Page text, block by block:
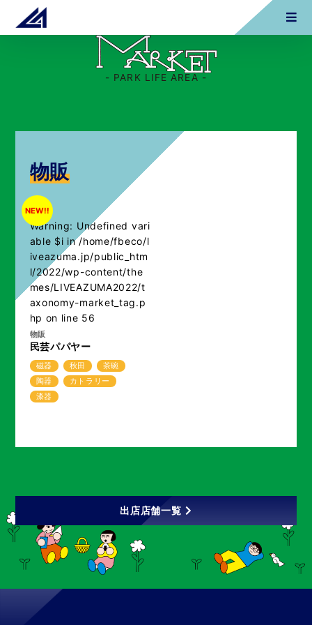
- PARK LIFE AREA -
物販
NEW!!
Warning: Undefined vari
able $i in/home/fbeco/l
iveazuma.jp/public_htm
l/2022/wp-content/the
mes/LIVEAZUMA2022/t
axonomy-market_tag.p
hp on line 56
物販
民芸パパヤー
磁器 秋田
茶碗
陶器
カトラリー
漆器
出店店舗一覧